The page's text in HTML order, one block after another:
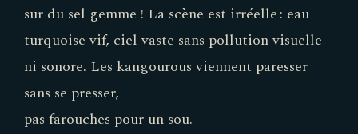
sur du sel gemme ! La scène est irréelle : eau
turquoise vif, ciel vaste sans pollution visuelle
ni sonore. Les kangourous viennent paresser
sans se presser,
pas farouches pour un sou.